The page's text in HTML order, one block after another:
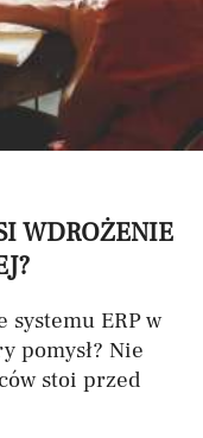
WDROŻENIE
systemu ERP w
pomysł? Nie
stoi przed